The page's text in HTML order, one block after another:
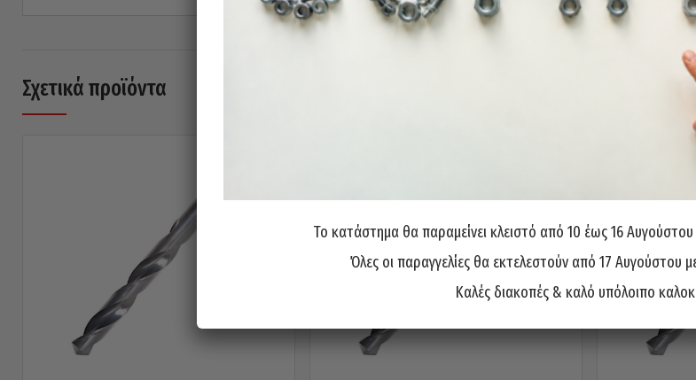
Σχετικά προϊόντα
Το κατάστημα θα παραμείνει κλειστό από 10 έως 16 Αυγούστου
Όλες οι παραγγελίες θα εκτελεστούν από 17 Αυγούστου
Καλές διακοπές & καλό υπόλοιπο